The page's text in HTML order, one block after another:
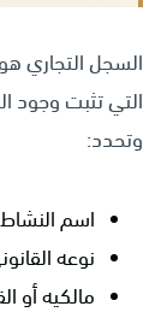
السجل التجاري هو
التي تثبت وجود
وتحدد:
اسم النشاط
نوعه
مالكيه أو